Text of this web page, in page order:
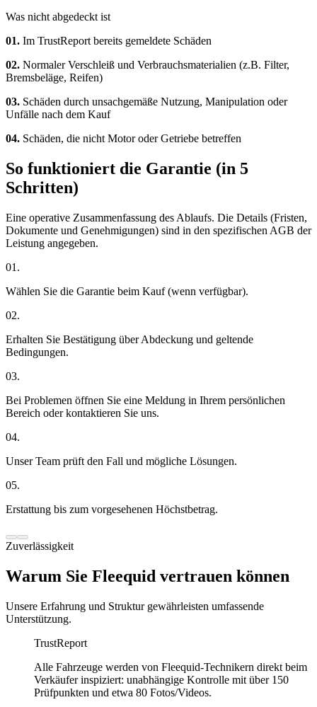
Was nicht abgedeckt ist
01. Im TrustReport bereits gemeldete Schäden
02. Normaler Verschleiß und Verbrauchsmaterialien (z.B. Filter,
Bremsbeläge, Reifen)
03. Schäden durch unsachgemäße Nutzung, Manipulation oder
Unfälle nach dem Kauf
04. Schäden, die nicht Motor oder Getriebe betreffen
So funktioniert die Garantie (in 5
Schritten)
Eine operative Zusammenfassung des Ablaufs. Die Details (Fristen,
Dokumente und Genehmigungen) sind in den spezifischen AGB der
Leistung angegeben.
01.
Wählen Sie die Garantie beim Kauf (wenn verfügbar).
02.
Erhalten Sie Bestätigung über Abdeckung und geltende
Bedingungen.
03.
Bei Problemen öffnen Sie eine Meldung in Ihrem persönlichen
Bereich oder kontaktieren Sie uns.
04.
Unser Team prüft den Fall und mögliche Lösungen.
05.
Erstattung bis zum vorgesehenen Höchstbetrag.
Zuverlässigkeit
Warum Sie Fleequid vertrauen können
Unsere Erfahrung und Struktur gewährleisten umfassende
Unterstützung.
TrustReport
Alle Fahrzeuge werden von Fleequid-Technikern direkt beim
Verkäufer inspiziert: unabhängige Kontrolle mit über 150
Prüfpunkten und etwa 80 Fotos/Videos.